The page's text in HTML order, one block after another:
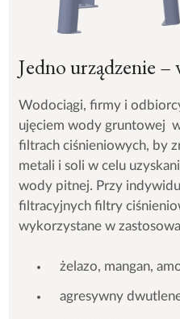
Jedno urządzenie –
Wodociągi, firmy i
ujęciem wody gruntowej
filtrach ciśnieniowych, by
metali i soli w celu
wody pitnej. Przy
filtracyjnych filtry
wykorzystane w
żelazo, mangan,
agresywny